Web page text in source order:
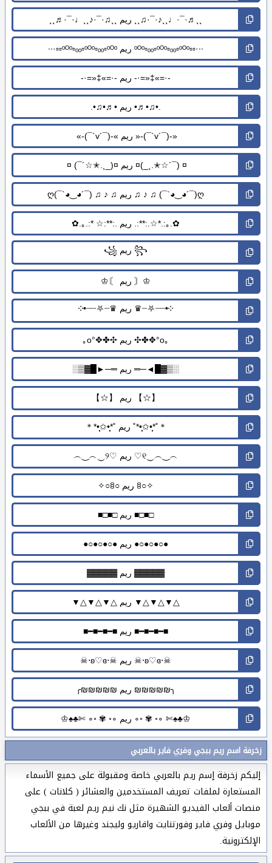
زخرفة اسم ريم ببجي وفري فاير بالعربي
إليكم زخرفة إسم ريم بالعربي خاصة ومقبولة على جميع الأسماء
المستعارة لملفات تعريف المستخدمين والعشائر ( كلانات ) على
منصات ألعاب الفيديو الشهيرة مثل نك نيم ريم لعبة في ببجي
موبايل وفري فاير وفورتنايت واقاريو وليجند وغيرها من الألعاب
الإلكترونية.